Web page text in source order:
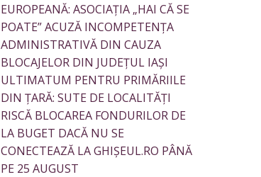
EUROPEANĂ: ASOCIAȚIA „HAI CĂ SE
POATE” ACUZĂ INCOMPETENȚA
ADMINISTRATIVĂ DIN CAUZA
BLOCAJELOR DIN JUDEȚUL IAȘI
ULTIMATUM PENTRU PRIMĂRIILE
DIN ȚARĂ: SUTE DE LOCALITĂȚI
RISCĂ BLOCAREA FONDURILOR DE
LA BUGET DACĂ NU SE
CONECTEAZĂ LA GHIȘEUL.RO PÂNĂ
PE 25 AUGUST